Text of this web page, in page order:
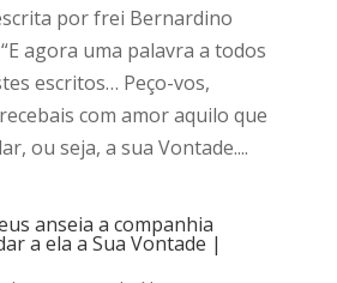
por frei Bernardino
agora uma palavra a todos
escritos… Peço-vos,
com amor aquilo que
ou seja, a sua Vontade....
anseia a companhia
a ela a Sua Vontade |